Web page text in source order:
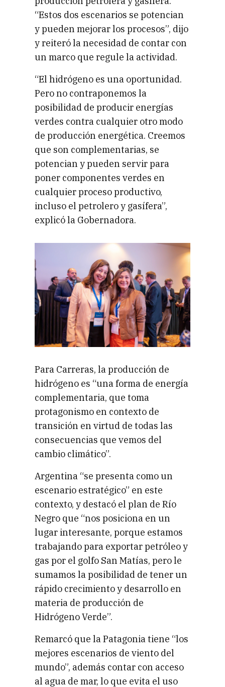
“Estos dos escenarios se potencian
y pueden mejorar los procesos”, dijo
y reiteró la necesidad de contar con
un marco que regule la actividad.
“El hidrógeno es una oportunidad.
Pero no contraponemos la
posibilidad de producir energías
verdes contra cualquier otro modo
de producción energética. Creemos
que son complementarias, se
potencian y pueden servir para
poner componentes verdes en
cualquier proceso productivo,
incluso el petrolero y gasífera”,
explicó la Gobernadora.
Para Carreras, la producción de
hidrógeno es “una forma de energía
complementaria, que toma
protagonismo en contexto de
transición en virtud de todas las
consecuencias que vemos del
cambio climático”.
Argentina “se presenta como un
escenario estratégico” en este
contexto, y destacó el plan de Río
Negro que “nos posiciona en un
lugar interesante, porque estamos
trabajando para exportar petróleo y
gas por el golfo San Matías, pero le
sumamos la posibilidad de tener un
rápido crecimiento y desarrollo en
materia de producción de
Hidrógeno Verde”.
Remarcó que la Patagonia tiene “los
mejores escenarios de viento del
mundo”, además contar con acceso
al agua de mar, lo que evita el uso